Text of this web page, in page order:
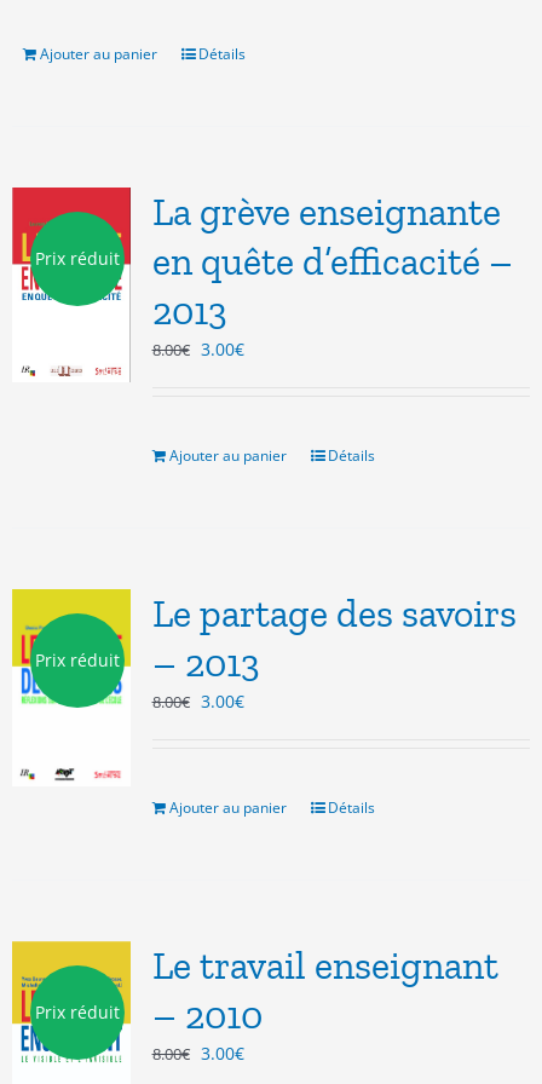
7.00€.3.00€.
Ajouter au panier Détails
Prix réduit
La grève enseignante
en quête d’efficacité –
2013
8.00€ Le
8.00€.
3.00€Le
3.00€.
Ajouter au panier Détails
Prix réduit
Le partage des savoirs
– 2013
8.00€ Le
8.00€.
3.00€Le
3.00€.
Ajouter au panier Détails
Prix réduit
Le travail enseignant
– 2010
8.00€ Le
3.00€Le